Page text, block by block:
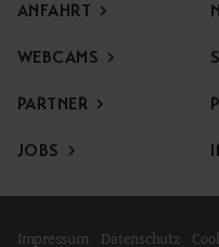
voller
ANFAHRT
WEBCAMS
PARTNER
JOBS
Impressum Datenschutz